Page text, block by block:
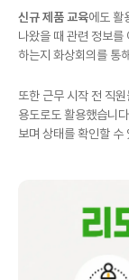
신규 제품 교육 에도
나왔을 때 관련 정보를
또한 근무 시작 전 직
용도로도 활용했습니